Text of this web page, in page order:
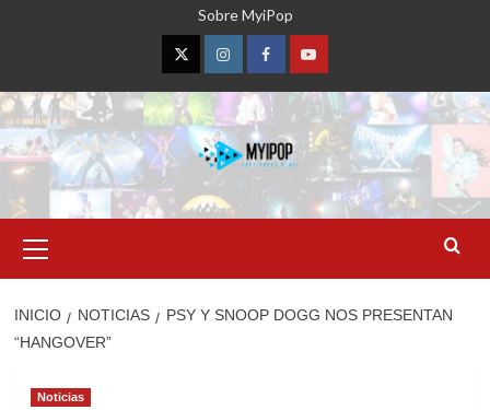
Sobre MyiPop
TwitterInstagramFacebookYouTube
primario
INICIO NOTICIAS
PSY Y SNOOP DOGG NOS PRESENTAN
“HANGOVER”
Noticias